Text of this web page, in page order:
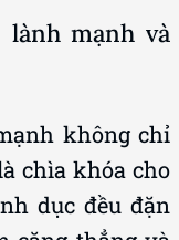
mạnh và
không chỉ
chìa khóa cho
dục đều đặn